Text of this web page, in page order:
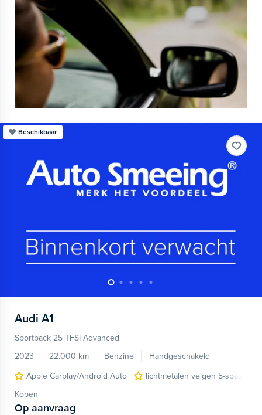
Beschikbaar
Audi A1
Sportback 25 TFSI Advanced
2023
22.000 km Benzine
Handgeschakeld
Apple Carplay/Android Auto
lichtmetalen velgen 5-spaaks
Kopen
Op aanvraag